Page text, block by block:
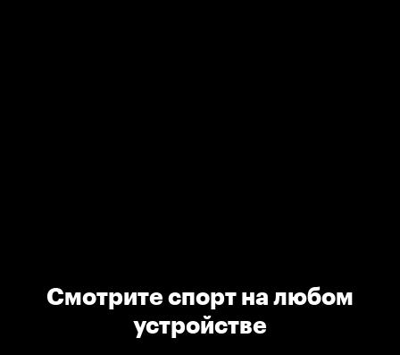
Смотрите спорт на любом
устройстве